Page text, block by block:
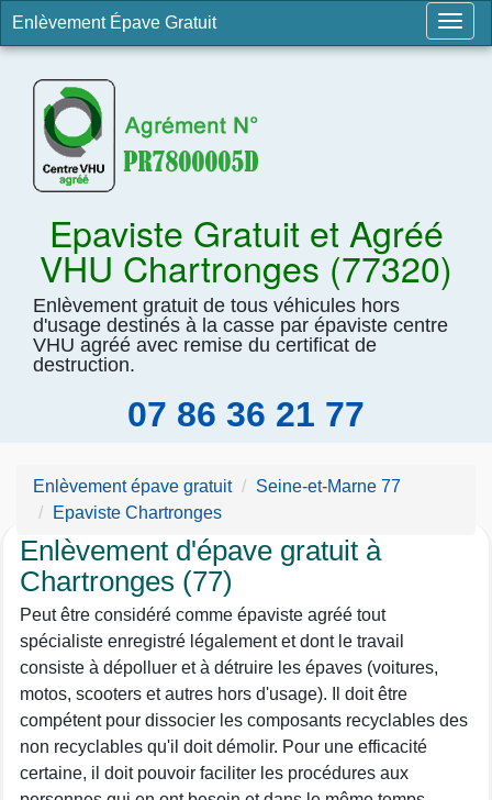
Enlèvement Épave Gratuit
Epaviste Gratuit et Agréé
VHU Chartronges (77320)
Enlèvement gratuit de tous véhicules hors
d'usage destinés à la casse par épaviste centre
VHU agréé avec remise du certificat de
destruction.
07 86 36 21 77
Enlèvement épave gratuit
Seine-et-Marne 77
Epaviste Chartronges
Enlèvement d'épave gratuit à
Chartronges (77)
Peut être considéré comme épaviste agréé tout
spécialiste enregistré légalement et dont le travail
consiste à dépolluer et à détruire les épaves (voitures,
motos, scooters et autres hors d'usage). Il doit être
compétent pour dissocier les composants recyclables des
non recyclables qu'il doit démolir. Pour une efficacité
certaine, il doit pouvoir faciliter les procédures aux